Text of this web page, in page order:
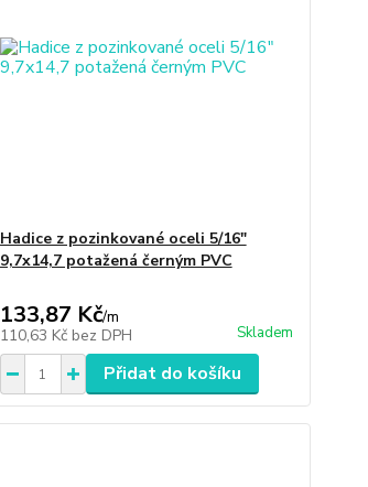
Hadice z pozinkované oceli 5/16"
9,7x14,7 potažená černým PVC
133,87 Kč/m
110,63 Kč bez DPH Skladem
Přidat do košíku